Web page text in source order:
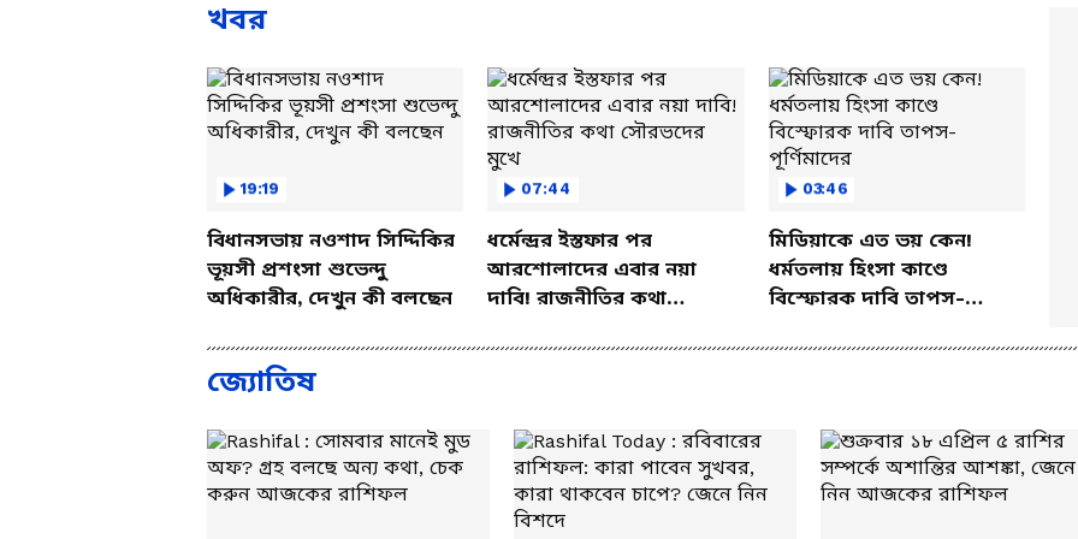
খবর
19:19
বিধানসভায় নওশাদ সিদ্দিকির
ভূয়সী প্রশংসা শুভেন্দু
অধিকারীর, দেখুন কী বলছেন
07:44
ধর্মেন্দ্রর ইস্তফার পর
আরশোলাদের এবার নয়া
দাবি! রাজনীতির কথা
03:46
মিডিয়াকে এত ভয় কেন!
ধর্মতলায় হিংসা কাণ্ডে
বিস্ফোরক দাবি তাপস-
জ্যোতিষ